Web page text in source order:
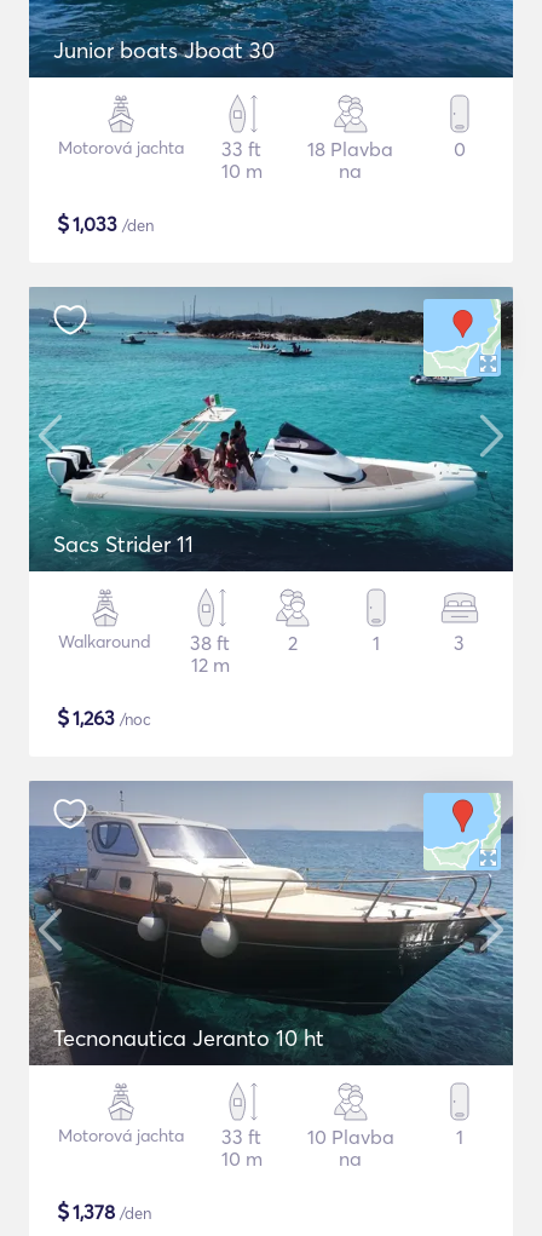
Junior boats Jboat 30
Motorová jachta
33 ft
10 m
18 Plavba
na
0
$1,033 /den
Sacs Strider 11
Walkaround
38 ft
12 m
2 1 3
$1,263 /noc
Tecnonautica Jeranto 10 ht
Motorová jachta
33 ft
10 m
10 Plavba
na
1
$1,378 /den